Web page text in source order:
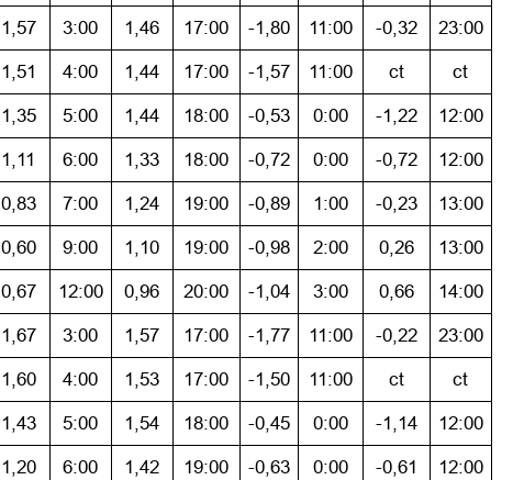
1,57 3:00 1,46 17:00 -1,80 11:00 -0,32
23:00
1,51 4:00 1,44 17:00 -1,57 11:00 ct
ct
1,35 5:00 1,44 18:00 -0,53 0:00 -1,22
12:00
1,11 6:00 1,33 18:00 -0,72 0:00 -0,72
12:00
0,83 7:00 1,24 19:00 -0,89 1:00 -0,23
13:00
0,60 9:00 1,10 19:00 -0,98 2:00 0,26
13:00
0,67 12:00 0,96 20:00 -1,04 3:00 0,66 14:00
1,67 3:00 1,57 17:00 -1,77 11:00 -0,22
23:00
1,60 4:00 1,53 17:00 -1,50 11:00 ct
ct
1,43 5:00 1,54 18:00 -0,45 0:00 -1,14
12:00
1,20 6:00 1,42 19:00 -0,63 0:00 -0,61
12:00